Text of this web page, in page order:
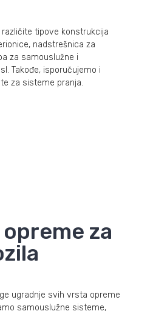
različite tipove konstrukcija
nadstrešnica za
za samouslužne i
Takođe, isporučujemo i
za sisteme pranja.
za
ugradnje svih vrsta opreme
samouslužne sisteme,